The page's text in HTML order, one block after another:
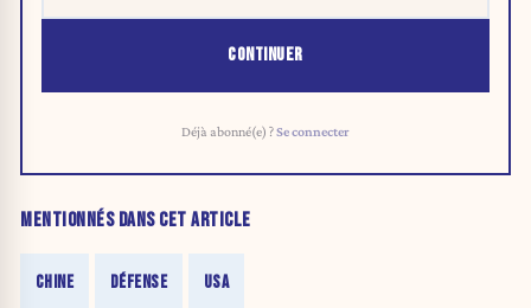
CONTINUER
Déjà abonné(e) ?Se connecter
MENTIONNÉS DANS CET ARTICLE
CHINE DÉFENSE USA